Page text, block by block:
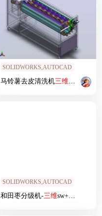
SOLIDWORKS,AUTOCAD
马铃薯去皮清洗机三维SW+二维
SOLIDWORKS,AUTOCAD
和田枣分级机-三维sw+二维